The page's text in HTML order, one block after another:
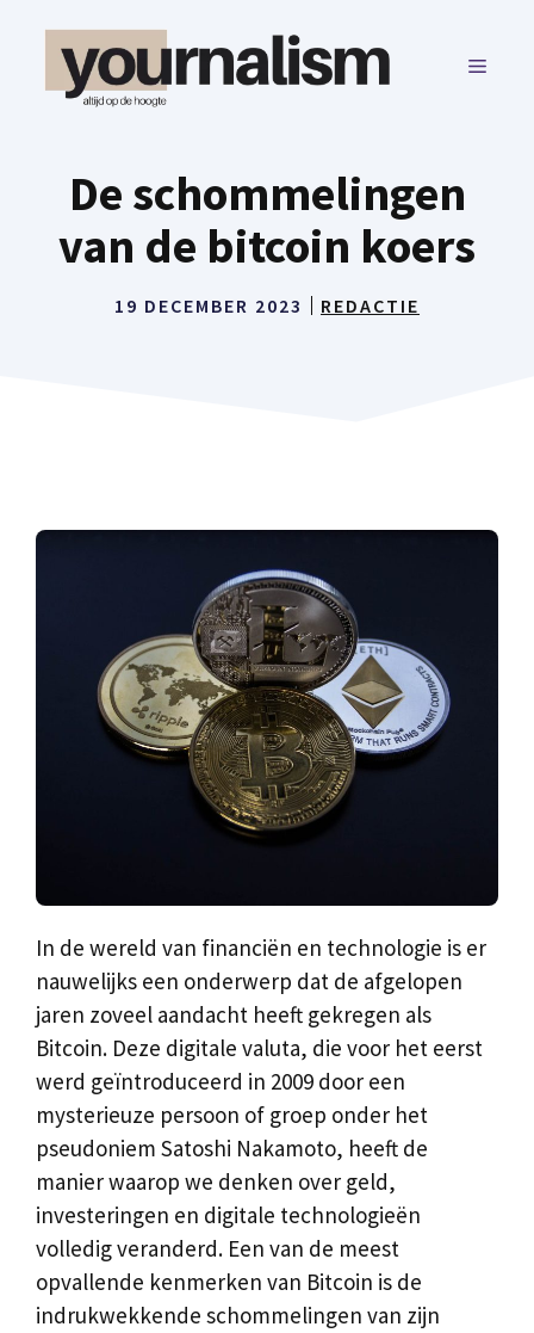
MENU
De schommelingen
van de bitcoin koers
19 DECEMBER 2023 REDACTIE
In de wereld van financiën en technologie is er
nauwelijks een onderwerp dat de afgelopen
jaren zoveel aandacht heeft gekregen als
Bitcoin. Deze digitale valuta, die voor het eerst
werd geïntroduceerd in 2009 door een
mysterieuze persoon of groep onder het
pseudoniem Satoshi Nakamoto, heeft de
manier waarop we denken over geld,
investeringen en digitale technologieën
volledig veranderd. Een van de meest
opvallende kenmerken van Bitcoin is de
indrukwekkende schommelingen van zijn